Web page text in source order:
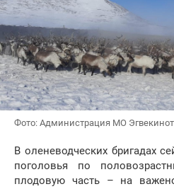
Фото: Администрация МО Эгвекинот
В оленеводческих бригадах
поголовья по
плодовую часть – на